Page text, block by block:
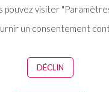
assistants
pouvez visiter
un consentement
DÉCLIN